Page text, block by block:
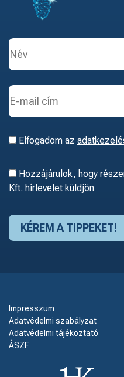
Elfogadom az
Hozzájárulok, hogy
Kft. hírlevelet küldjön
Impresszum
Adatvédelmi szabályzat
Adatvédelmi tájékoztató
ÁSZF